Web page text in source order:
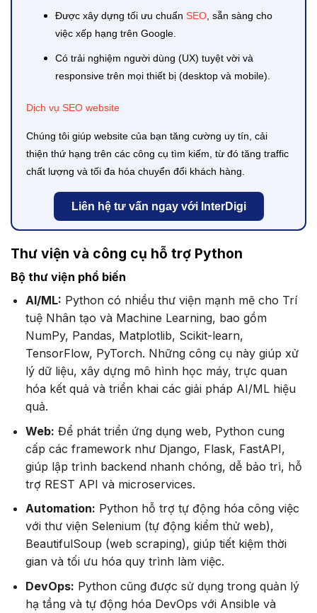
Được xây dựng tối ưu chuẩn SEO, sẵn sàng cho
việc xếp hạng trên Google.
Có trải nghiệm người dùng (UX) tuyệt vời và
responsive trên mọi thiết bị (desktop và mobile).
Dịch vụ SEO website
Chúng tôi giúp website của bạn tăng cường uy tín, cải
thiện thứ hạng trên các công cụ tìm kiếm, từ đó tăng traffic
chất lượng và tối đa hóa chuyển đổi khách hàng.
Liên hệ tư vấn ngay với InterDigi
Thư viện và công cụ hỗ trợ Python
Bộ thư viện phổ biến
AI/ML: Python có nhiều thư viện mạnh mẽ cho Trí
tuệ Nhân tạo và Machine Learning, bao gồm
NumPy, Pandas, Matplotlib, Scikit-learn,
TensorFlow, PyTorch. Những công cụ này giúp xử
lý dữ liệu, xây dựng mô hình học máy, trực quan
hóa kết quả và triển khai các giải pháp AI/ML hiệu
quả.
Web: Để phát triển ứng dụng web, Python cung
cấp các framework như Django, Flask, FastAPI,
giúp lập trình backend nhanh chóng, dễ bảo trì, hỗ
trợ REST API và microservices.
Automation: Python hỗ trợ tự động hóa công việc
với thư viện Selenium (tự động kiểm thử web),
BeautifulSoup (web scraping), giúp tiết kiệm thời
gian và tối ưu hóa quy trình làm việc.
DevOps: Python cũng được sử dụng trong quản lý
hạ tầng và tự động hóa DevOps với Ansible và